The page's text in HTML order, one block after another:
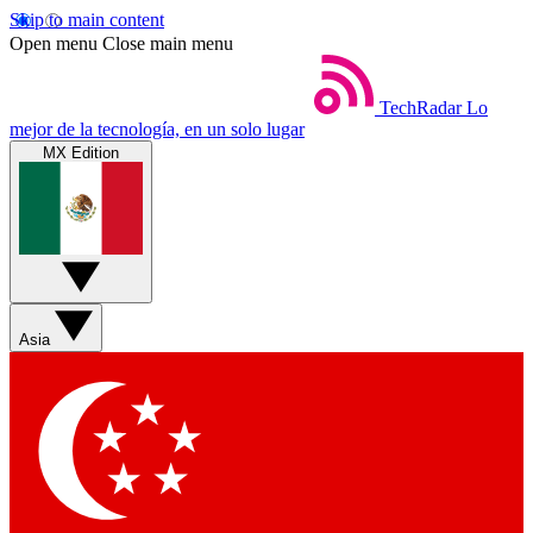
Skip to main content
Open menu Close main menu
TechRadar Lo
mejor de la tecnología, en un solo lugar
MX Edition
Asia